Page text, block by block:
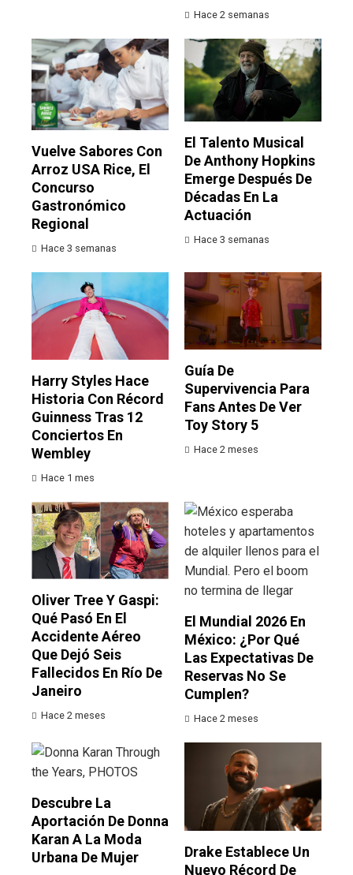
Hace 2 semanas
Vuelve Sabores Con
Arroz USA Rice, El
Concurso
Gastronómico
Regional
Hace 3 semanas
El Talento Musical
De Anthony Hopkins
Emerge Después De
Décadas En La
Actuación
Hace 3 semanas
Harry Styles Hace
Historia Con Récord
Guinness Tras 12
Conciertos En
Wembley
Hace 1 mes
Guía De
Supervivencia Para
Fans Antes De Ver
Toy Story 5
Hace 2 meses
Oliver Tree Y Gaspi:
Qué Pasó En El
Accidente Aéreo
Que Dejó Seis
Fallecidos En Río De
Janeiro
Hace 2 meses
El Mundial 2026 En
México: ¿por Qué
Las Expectativas De
Reservas No Se
Cumplen?
Hace 2 meses
Descubre La
Aportación De Donna
Karan A La Moda
Urbana De Mujer
Drake Establece Un
Nuevo Récord De